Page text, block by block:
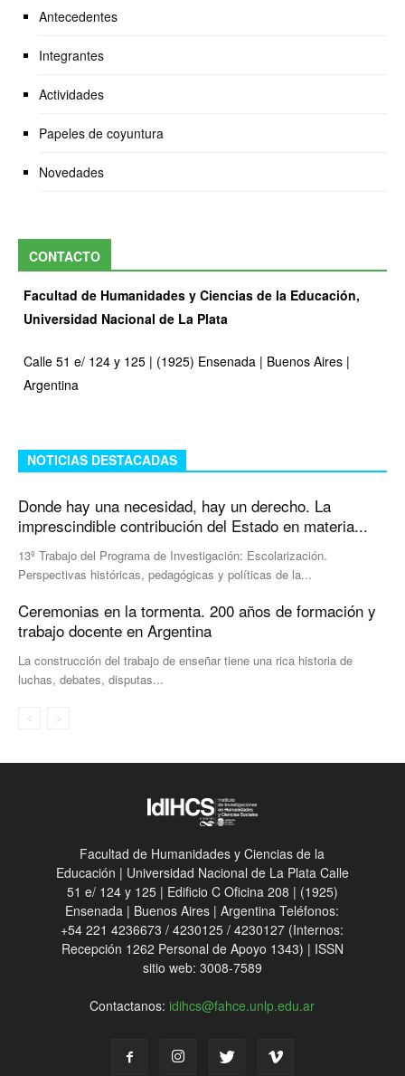
Antecedentes
Integrantes
Actividades
Papeles de coyuntura
Novedades
CONTACTO
Facultad de Humanidades y Ciencias de la Educación,
Universidad Nacional de La Plata
Calle 51 e/ 124 y 125 | (1925) Ensenada | Buenos Aires |
Argentina
NOTICIAS DESTACADAS
Donde hay una necesidad, hay un derecho. La
imprescindible contribución del Estado en materia...
13º Trabajo del Programa de Investigación: Escolarización.
Perspectivas históricas, pedagógicas y políticas de la...
Ceremonias en la tormenta. 200 años de formación y
trabajo docente en Argentina
La construcción del trabajo de enseñar tiene una rica historia de
luchas, debates, disputas...
Facultad de Humanidades y Ciencias de la
Educación | Universidad Nacional de La Plata Calle
51 e/ 124 y 125 | Edificio C Oficina 208 | (1925)
Ensenada | Buenos Aires | Argentina Teléfonos:
+54 221 4236673 / 4230125 / 4230127 (Internos:
Recepción 1262 Personal de Apoyo 1343) | ISSN
sitio web: 3008-7589
Contactanos: idihcs@fahce.unlp.edu.ar